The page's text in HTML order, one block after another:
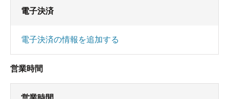
電子決済
電子決済の情報を追加する
営業時間